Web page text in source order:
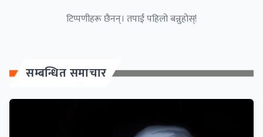
टिप्पणीहरू छैनन्। तपाईं पहिलो बन्नुहोस्!
सम्बन्धित समाचार